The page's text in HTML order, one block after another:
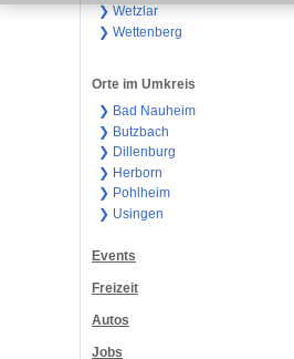
❯ Wetzlar
❯ Wettenberg
Orte im Umkreis
❯ Bad Nauheim
❯ Butzbach
❯ Dillenburg
❯ Herborn
❯ Pohlheim
❯ Usingen
Events
Freizeit
Autos
Jobs